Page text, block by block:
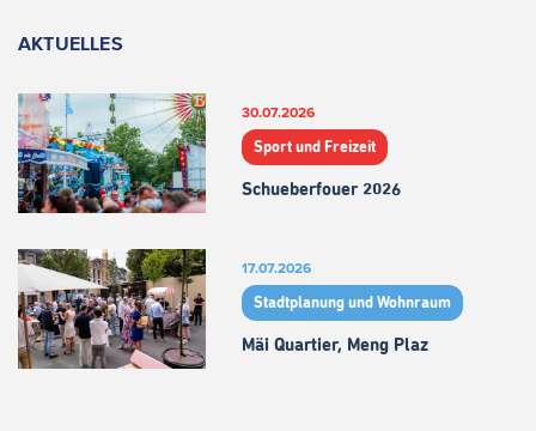
AKTUELLES
30.07.2026
Sport und Freizeit
Schueberfouer 2026
17.07.2026
Stadtplanung und Wohnraum
Mäi Quartier, Meng Plaz